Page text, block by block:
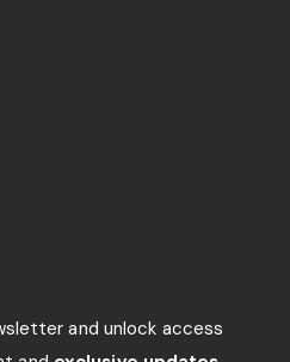
and unlock access